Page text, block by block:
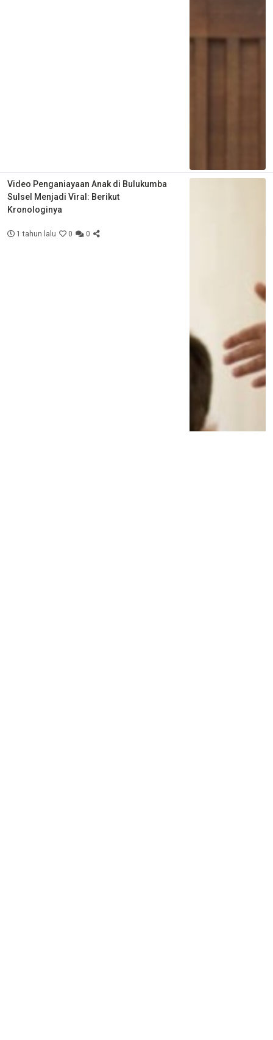
Video Penganiayaan Anak di Bulukumba
Sulsel Menjadi Viral: Berikut
Kronologinya
1 tahun lalu 0 0